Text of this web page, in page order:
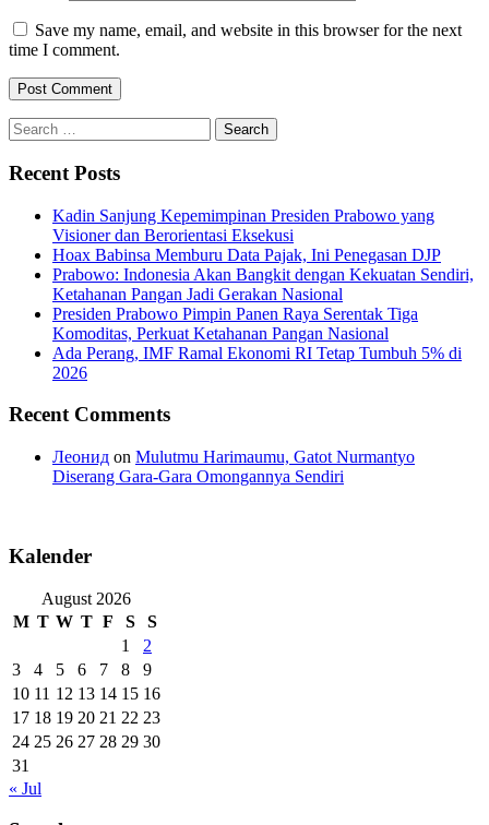
Save my name, email, and website in this browser for the next
time I comment.
Search
for:
Recent Posts
Kadin Sanjung Kepemimpinan Presiden Prabowo yang
Visioner dan Berorientasi Eksekusi
Hoax Babinsa Memburu Data Pajak, Ini Penegasan DJP
Prabowo: Indonesia Akan Bangkit dengan Kekuatan Sendiri,
Ketahanan Pangan Jadi Gerakan Nasional
Presiden Prabowo Pimpin Panen Raya Serentak Tiga
Komoditas, Perkuat Ketahanan Pangan Nasional
Ada Perang, IMF Ramal Ekonomi RI Tetap Tumbuh 5% di
2026
Recent Comments
Леонид on Mulutmu Harimaumu, Gatot Nurmantyo
Diserang Gara-Gara Omongannya Sendiri
Kalender
August 2026
M T W T F S
S
1
2
3
4 5 6 7 8
9
10 11 12 13 14 15 16
17 18 19 20 21 22 23
24 25 26 27 28 29 30
31
« Jul